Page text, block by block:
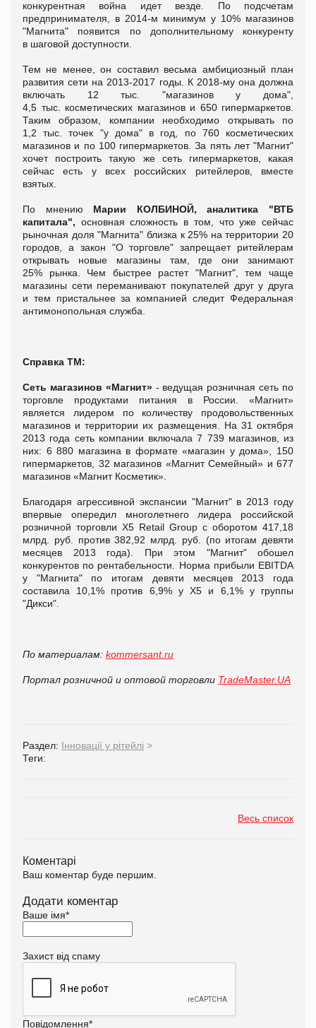
конкурентная война идет везде. По подсчетам
предпринимателя, в 2014-м минимум у 10% магазинов
"Магнита" появится по дополнительному конкуренту
в шаговой доступности.
Тем не менее, он составил весьма амбициозный план
развития сети на 2013-2017 годы. К 2018-му она должна
включать 12 тыс. "магазинов у дома",
4,5 тыс. косметических магазинов и 650 гипермаркетов.
Таким образом, компании необходимо открывать по
1,2 тыс. точек "у дома" в год, по 760 косметических
магазинов и по 100 гипермаркетов. За пять лет "Магнит"
хочет построить такую же сеть гипермаркетов, какая
сейчас есть у всех российских ритейлеров, вместе
взятых.
По мнению Марии КОЛБИНОЙ, аналитика "ВТБ
капитала", основная сложность в том, что уже сейчас
рыночная доля "Магнита" близка к 25% на территории 20
городов, а закон "О торговле" запрещает ритейлерам
открывать новые магазины там, где они занимают
25% рынка. Чем быстрее растет "Магнит", тем чаще
магазины сети переманивают покупателей друг у друга
и тем пристальнее за компанией следит Федеральная
антимонопольная служба.
Справка ТМ:
Сеть магазинов «Магнит»- ведущая розничная сеть по
торговле продуктами питания в России. «Магнит»
является лидером по количеству продовольственных
магазинов и территории их размещения. На 31 октября
2013 года сеть компании включала 7 739 магазинов, из
них: 6 880 магазина в формате «магазин у дома», 150
гипермаркетов, 32 магазинов «Магнит Семейный» и 677
магазинов «Магнит Косметик».
Благодаря агрессивной экспансии "Магнит" в 2013 году
впервые опередил многолетнего лидера российской
розничной торговли X5 Retail Group с оборотом 417,18
млрд. руб. против 382,92 млрд. руб. (по итогам девяти
месяцев 2013 года). При этом "Магнит" обошел
конкурентов по рентабельности. Норма прибыли EBITDA
у "Магнита" по итогам девяти месяцев 2013 года
составила 10,1% против 6,9% у X5 и 6,1% у группы
"Дикси".
По материалам: kommersant.ru
Портал розничной и оптовой торговли TradeMaster.UA
Раздел: Інновації у рітейлі >
Теги:
Весь список
Коментарі
Ваш коментар буде першим.
Додати коментар
Ваше імя*
Захист від спаму
Повідомлення*